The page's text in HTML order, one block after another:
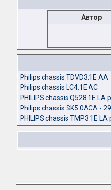
Автор
Philips chassis TDVD3.1E AA
Philips chassis LC4.1E AC
PHILIPS chassis Q528.1E LA
Philips chassis SK5.0ACA -
PHILIPS chassis TMP3.1E LA